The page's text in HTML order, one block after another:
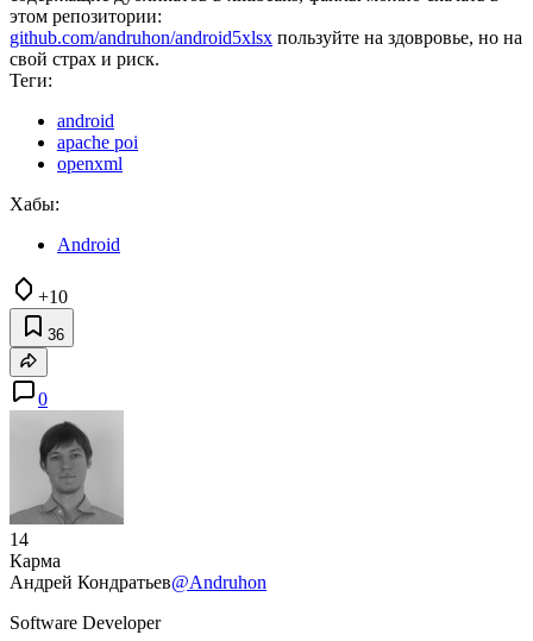
этом репозитории:
github.com/andruhon/android5xlsx пользуйте на здовровье, но на
свой страх и риск.
Теги:
android
apache poi
openxml
Хабы:
Android
+10
36
0
14
Карма
Андрей Кондратьев@Andruhon
Software Developer